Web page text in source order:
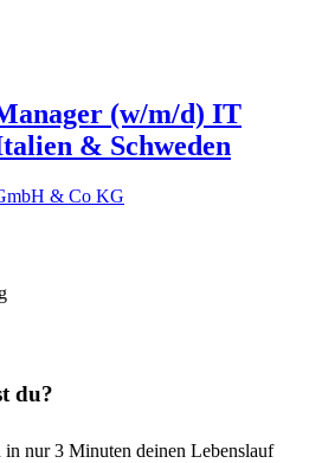
(w/m/d) IT
& Schweden
& Co KG
du?
in nur 3 Minuten deinen Lebenslauf